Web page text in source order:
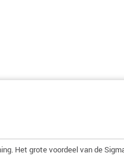
Het grote voordeel van de